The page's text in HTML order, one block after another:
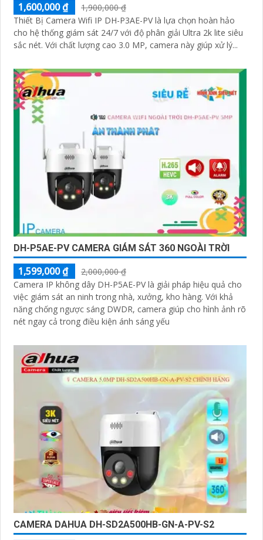
1,600,000 ₫
1,900,000 ₫
Thiết Bị Camera Wifi IP DH-P3AE-PV là lựa chọn hoàn hảo
cho hệ thống giám sát 24/7 với độ phân giải Ultra 2k lite siêu
sắc nét. Với chất lượng cao 3.0 MP, camera này giúp xử lý...
DH-P5AE-PV CAMERA GIÁM SÁT 360 NGOÀI TRỜI
1,599,000 ₫
2,000,000 ₫
Camera IP không dây DH-P5AE-PV là giải pháp hiệu quả cho
việc giám sát an ninh trong nhà, xưởng, kho hàng. Với khả
năng chống ngược sáng DWDR, camera giúp cho hình ảnh rõ
nét ngay cả trong điều kiện ánh sáng yếu
CAMERA DAHUA DH-SD2A500HB-GN-A-PV-S2